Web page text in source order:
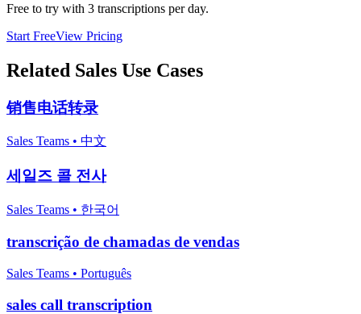
Free to try with 3 transcriptions per day.
Start FreeView Pricing
Related Sales Use Cases
销售电话转录
Sales Teams • 中文
세일즈 콜 전사
Sales Teams • 한국어
transcrição de chamadas de vendas
Sales Teams • Português
sales call transcription